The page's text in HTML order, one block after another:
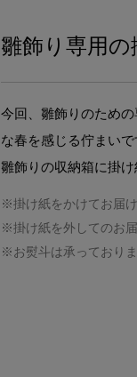
雛飾り専用
今回、雛飾りのため
な春を感じる佇まいで
雛飾りの収納箱に掛け
※掛け紙をかけてお届け
※掛け紙を外してのお
※お熨斗は承っておりま